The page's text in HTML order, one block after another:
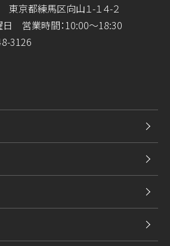
京都練馬区向山１-１４-２
日 営業時間：10:00～18:30
3126